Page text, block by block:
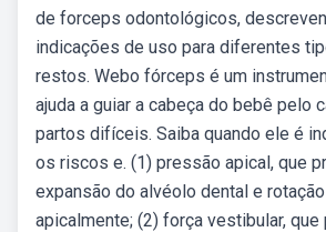
de forceps odontológicos,
indicações de uso para diferentes
restos. Webo fórceps é um
ajuda a guiar a cabeça do bebê pelo
partos difíceis. Saiba quando ele é
os riscos e. (1) pressão apical, que
expansão do alvéolo dental e
apicalmente; (2) força vestibular, que